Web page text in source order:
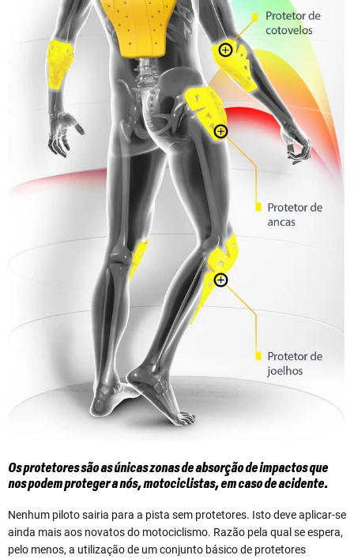
Os protetores são as únicas zonas de absorção de impactos que
nos podem proteger a nós, motociclistas, em caso de acidente.
Nenhum piloto sairia para a pista sem protetores. Isto deve aplicar-se
ainda mais aos novatos do motociclismo. Razão pela qual se espera,
pelo menos, a utilização de um conjunto básico de protetores